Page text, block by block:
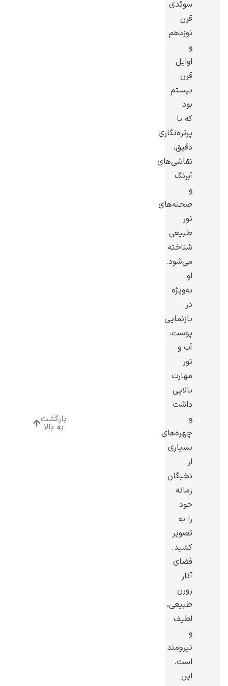
سوئدی
قرن
نوزدهم
و
اوایل
قرن
بیستم
بود
که با
پرتره‌نگاری
دقیق،
نقاشی‌های
آبرنگ
و
صحنه‌های
نور
طبیعی
شناخته
می‌شود.
او
به‌ویژه
در
بازنمایی
پوست،
آب و
نور
مهارت
بالایی
داشت
و
چهره‌های
بسیاری
از
نخبگان
زمانه
خود
را به
تصویر
کشید.
فضای
آثار
زورن
طبیعی،
لطیف
و
نیرومند
است.
این
بازگشت
به بالا